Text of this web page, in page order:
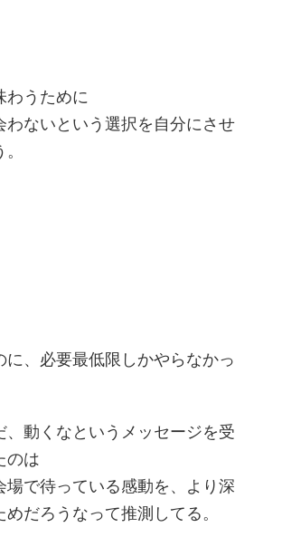
わうために
わないという選択を自分にさせ
に、必要最低限しかやらなかっ
、動くなというメッセージを受
のは
場で待っている感動を、より深
めだろうなって推測してる。